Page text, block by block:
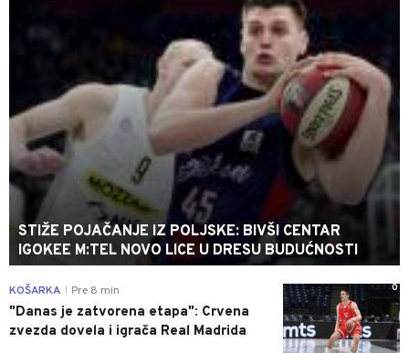
STIŽE POJAČANJE IZ POLJSKE: BIVŠI CENTAR
IGOKEE M:TEL NOVO LICE U DRESU BUDUĆNOSTI
0
KOŠARKA Pre 8 min
"Danas je zatvorena etapa": Crvena
zvezda dovela i igrača Real Madrida